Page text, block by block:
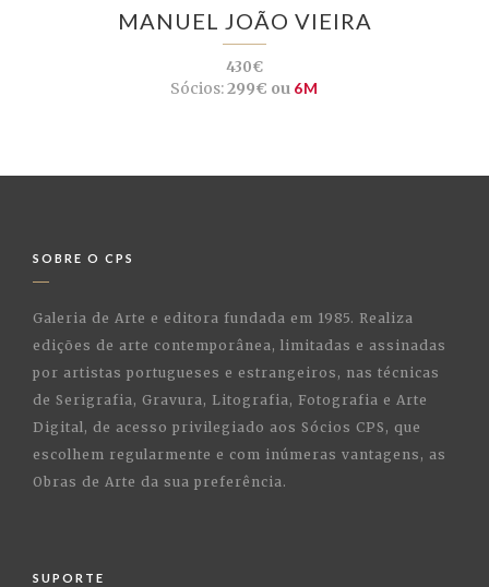
MANUEL JOÃO VIEIRA
430€
Sócios:299€ ou 6M
SOBRE O CPS
Galeria de Arte e editora fundada em 1985. Realiza
edições de arte contemporânea, limitadas e assinadas
por artistas portugueses e estrangeiros, nas técnicas
de Serigrafia, Gravura, Litografia, Fotografia e Arte
Digital, de acesso privilegiado aos Sócios CPS, que
escolhem regularmente e com inúmeras vantagens, as
Obras de Arte da sua preferência.
SUPORTE